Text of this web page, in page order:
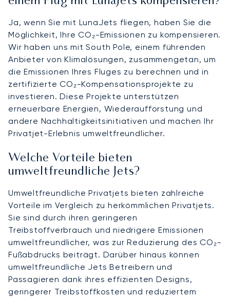
Ja, wenn Sie mit LunaJets fliegen, haben Sie die
Möglichkeit, Ihre CO₂-Emissionen zu kompensieren.
Wir haben uns mit South Pole, einem führenden
Anbieter von Klimalösungen, zusammengetan, um
die Emissionen Ihres Fluges zu berechnen und in
zertifizierte CO₂-Kompensationsprojekte zu
investieren. Diese Projekte unterstützen
erneuerbare Energien, Wiederaufforstung und
andere Nachhaltigkeitsinitiativen und machen Ihr
Privatjet-Erlebnis umweltfreundlicher.
Welche Vorteile bieten
umweltfreundliche Jets?
Umweltfreundliche Privatjets bieten zahlreiche
Vorteile im Vergleich zu herkömmlichen Privatjets.
Sie sind durch ihren geringeren
Treibstoffverbrauch und niedrigere Emissionen
umweltfreundlicher, was zur Reduzierung des CO₂-
Fußabdrucks beiträgt. Darüber hinaus können
umweltfreundliche Jets Betreibern und
Passagieren dank ihres effizienten Designs,
geringerer Treibstoffkosten und reduziertem